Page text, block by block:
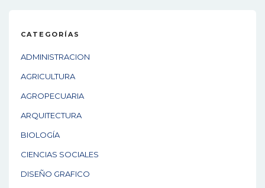
CATEGORÍAS
ADMINISTRACION
AGRICULTURA
AGROPECUARIA
ARQUITECTURA
BIOLOGÍA
CIENCIAS SOCIALES
DISEÑO GRAFICO